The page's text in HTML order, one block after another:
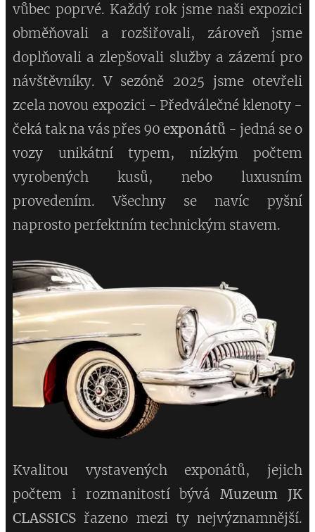
vůbec poprvé. Každý rok jsme naši expozici
obměňovali a rozšiřovali, zároveň jsme
doplňovali a zlepšovali služby a zázemí pro
návštěvníky. V sezóně 2025 jsme otevřeli
zcela novou expozici - Předválečné klenoty -
čeká tak na vás přes 90 exponátů - jedná se o
vozy unikátní typem, nízkým počtem
vyrobených kusů, nebo luxusním
provedením. Všechny se navíc pyšní
naprosto perfektním technickým stavem.
Kvalitou vystavených exponátů, jejich
počtem i rozmanitostí býváMuzeum JK
CLASSICS řazeno mezi ty nejvýznamnější.